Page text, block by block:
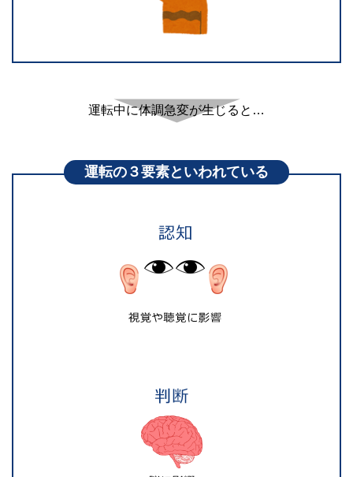
運転中に体調急変が生じると…
運転の３要素といわれている